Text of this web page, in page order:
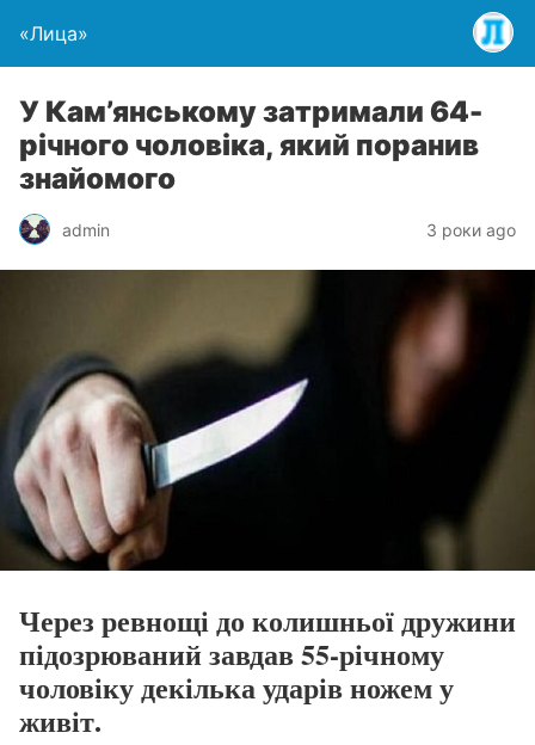
«Лица»
У Кам’янському затримали 64-
річного чоловіка, який поранив
знайомого
admin 3 роки ago
Через ревнощі до колишньої дружини
підозрюваний завдав 55-річному
чоловіку декілька ударів ножем у
живіт.